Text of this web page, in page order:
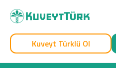
Kuveyt Türklü Ol